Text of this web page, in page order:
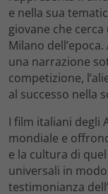
e nella sua
giovane che
Milano
una narrazione
competizione,
al successo nella
I film italiani degli
mondiale e
e la cultura di
universali in
testimonianza